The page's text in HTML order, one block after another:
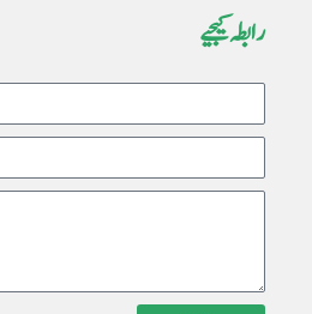
رابطہ کیجیے